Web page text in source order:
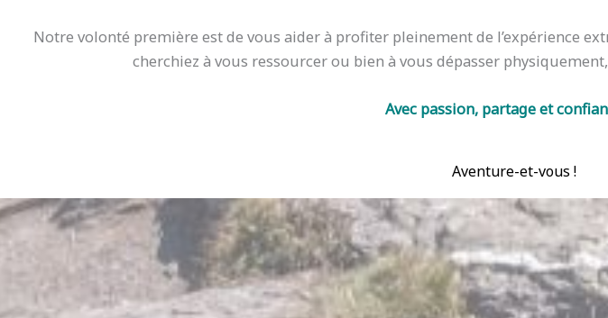
Notre volonté première est de vous aider à profiter pleinement de l’expérience
cherchiez à vous ressourcer ou bien à vous dépasser
Avec passion, partage et
Aventure-et-vous !